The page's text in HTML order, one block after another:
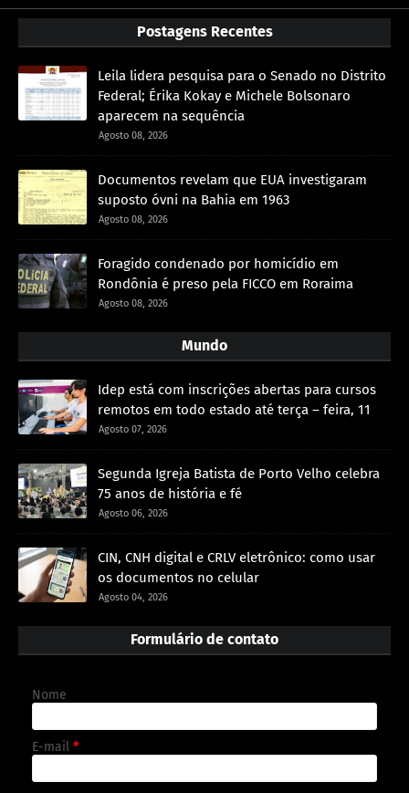
Postagens Recentes
Leila lidera pesquisa para o Senado no Distrito
Federal; Érika Kokay e Michele Bolsonaro
aparecem na sequência
Agosto 08, 2026
Documentos revelam que EUA investigaram
suposto óvni na Bahia em 1963
Agosto 08, 2026
Foragido condenado por homicídio em
Rondônia é preso pela FICCO em Roraima
Agosto 08, 2026
Mundo
Idep está com inscrições abertas para cursos
remotos em todo estado até terça – feira, 11
Agosto 07, 2026
Segunda Igreja Batista de Porto Velho celebra
75 anos de história e fé
Agosto 06, 2026
CIN, CNH digital e CRLV eletrônico: como usar
os documentos no celular
Agosto 04, 2026
Formulário de contato
Nome
E-mail *